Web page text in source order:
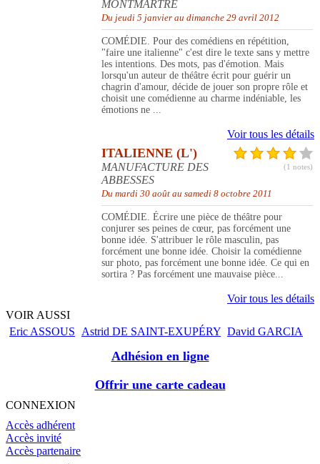
MONTMARTRE
Du jeudi 5 janvier au dimanche 29 avril 2012
COMÉDIE. Pour des comédiens en répétition,
"faire une italienne" c'est dire le texte sans y mettre
les intentions. Des mots, pas d'émotion. Mais
lorsqu'un auteur de théâtre écrit pour guérir un
chagrin d'amour, décide de jouer son propre rôle et
choisit une comédienne au charme indéniable, les
émotions ne ...
Voir tous les détails
(1 notes)
ITALIENNE (L')
MANUFACTURE DES
ABBESSES
Du mardi 30 août au samedi 8 octobre 2011
COMÉDIE. Écrire une pièce de théâtre pour
conjurer ses peines de cœur, pas forcément une
bonne idée. S'attribuer le rôle masculin, pas
forcément une bonne idée. Choisir la comédienne
sur photo, pas forcément une bonne idée. Ce qui en
sortira ? Pas forcément une mauvaise pièce...
Voir tous les détails
VOIR AUSSI
Eric ASSOUS
Astrid DE SAINT-EXUPÉRY David GARCIA
Adhésion en ligne
Offrir une carte cadeau
CONNEXION
Accès adhérent
Accès invité
Accès partenaire